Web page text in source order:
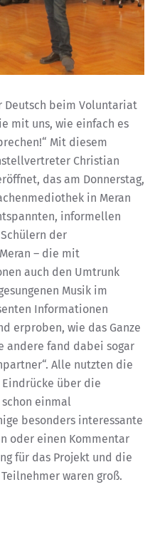
Deutsch beim Voluntariat
mit uns, wie einfach es
Mit diesem
Christian
das am Donnerstag,
in Meran
informellen
der
– die mit
auch den Umtrunk
Musik im
Informationen
erproben, wie das Ganze
andere fand dabei sogar
Alle nutzten die
über die
einmal
besonders interessante
oder einen Kommentar
für das Projekt und die
waren groß.